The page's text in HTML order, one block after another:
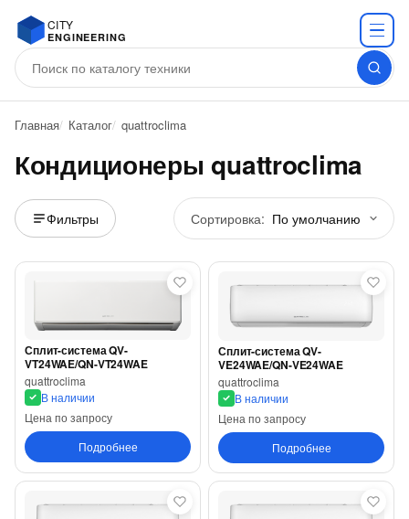
CITY
ENGINEERING
Главная Каталог quattroclima
Кондиционеры quattroclima
Фильтры Сортировка:
Сплит-система QV-
VT24WAE/QN-VT24WAE
quattroclima
В наличии
Цена по запросу
Подробнее
Сплит-система QV-
VE24WAE/QN-VE24WAE
quattroclima
В наличии
Цена по запросу
Подробнее